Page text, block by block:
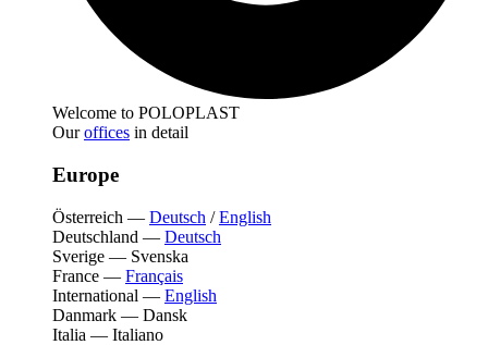
Welcome to POLOPLAST
Ouroffices in detail
Europe
Österreich — Deutsch /English
Deutschland — Deutsch
Sverige — Svenska
France — Français
International — English
Danmark — Dansk
Italia — Italiano